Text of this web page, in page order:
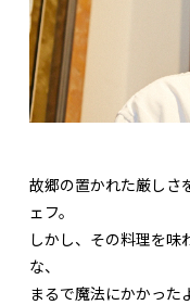
故郷の置かれた厳しさ
ェフ。
しかし、その料理を
な、
まるで魔法にかかった